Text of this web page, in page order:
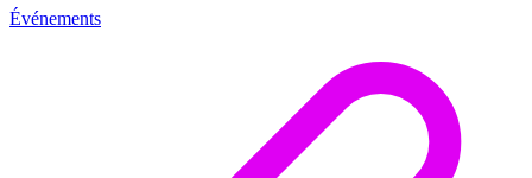
Événements